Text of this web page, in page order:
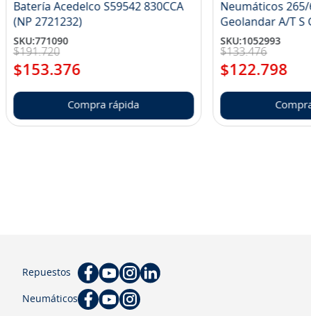
Batería Acedelco S59542 830CCA
(NP 2721232)
SKU:771090
$191.720
$153.376
Compra rápida
Neumáticos 265/
SKU:1052993
$133.476
$122.798
Repuestos
Neumáticos